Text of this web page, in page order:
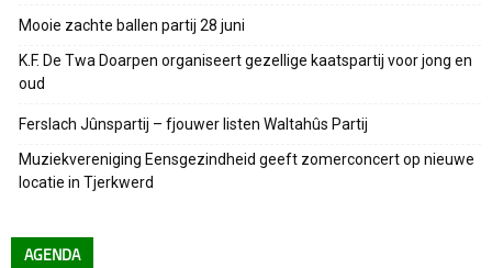
Mooie zachte ballen partij 28 juni
K.F. De Twa Doarpen organiseert gezellige kaatspartij voor jong en
oud
Ferslach Jûnspartij – fjouwer listen Waltahûs Partij
Muziekvereniging Eensgezindheid geeft zomerconcert op nieuwe
locatie in Tjerkwerd
AGENDA